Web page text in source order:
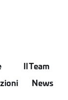
Il Team
News